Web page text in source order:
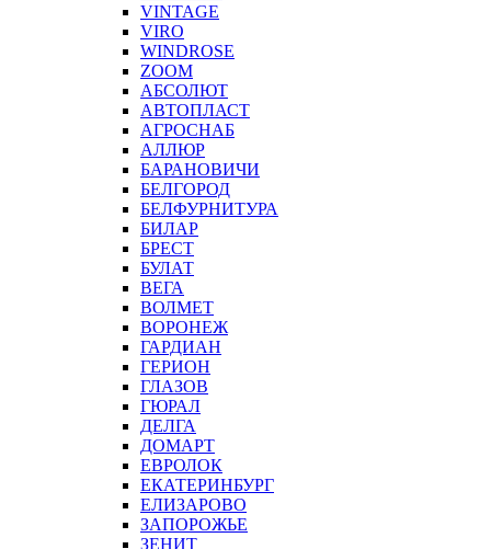
VINTAGE
VIRO
WINDROSE
ZOOM
АБСОЛЮТ
АВТОПЛАСТ
АГРОСНАБ
АЛЛЮР
БАРАНОВИЧИ
БЕЛГОРОД
БЕЛФУРНИТУРА
БИЛАР
БРЕСТ
БУЛАТ
ВЕГА
ВОЛМЕТ
ВОРОНЕЖ
ГАРДИАН
ГЕРИОН
ГЛАЗОВ
ГЮРАЛ
ДЕЛГА
ДОМАРТ
ЕВРОЛОК
ЕКАТЕРИНБУРГ
ЕЛИЗАРОВО
ЗАПОРОЖЬЕ
ЗЕНИТ